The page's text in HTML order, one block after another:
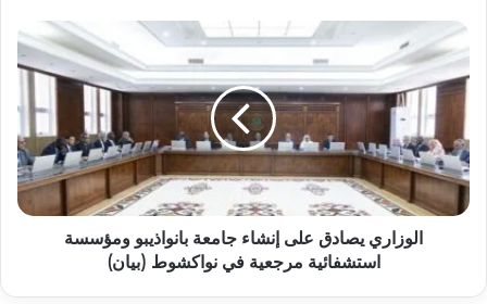
الوزاري يصادق على إنشاء جامعة بانواذيبو ومؤسسة
استشفائية مرجعية في نواكشوط (بيان)